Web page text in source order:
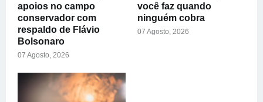
apoios no campo
conservador com
respaldo de Flávio
Bolsonaro
07 Agosto, 2026
você faz quando
ninguém cobra
07 Agosto, 2026